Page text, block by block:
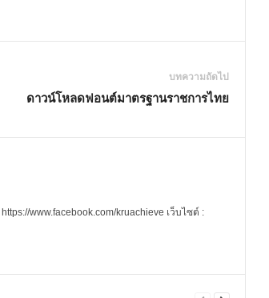
บทความถัดไป
ดาวน์โหลดฟอนต์มาตรฐานราชการไทย
www.facebook.com/kruachieve เว็บไซต์ :